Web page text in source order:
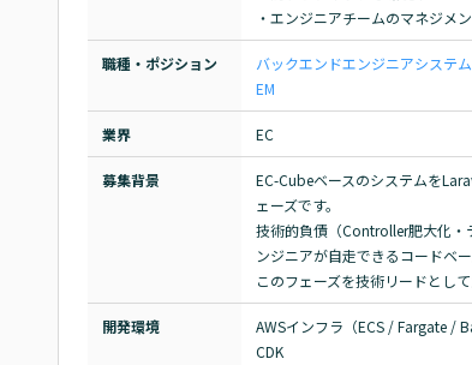
・エンジニアチームのマネジメ
職種・ポジション バックエンドエンジニアシステ
EM
業界 EC
募集背景
EC-Cubeベースのシステムを
ェーズです。
技術的負債（Controller肥大化・
ンジニアが自走できるコードベ
このフェーズを技術リードとし
開発環境
AWSインフラ（ECS / Fargate /
CDK